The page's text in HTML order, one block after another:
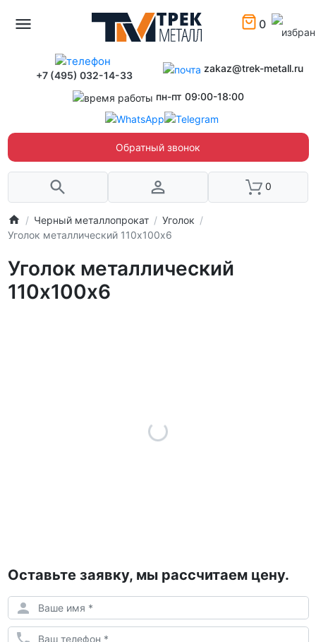
0
+7 (495) 032-14-33
zakaz@trek-metall.ru
пн-пт 09:00-18:00
Обратный звонок
0
Черный металлопрокат
Уголок
Уголок металлический 110х100х6
Уголок металлический
110х100х6
Оставьте заявку, мы рассчитаем цену.